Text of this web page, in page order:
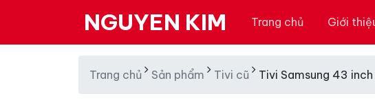
NGUYEN KIM Trang chủ Giới
Trang chủ Sản phẩm Tivi cũ Tivi Samsung 43